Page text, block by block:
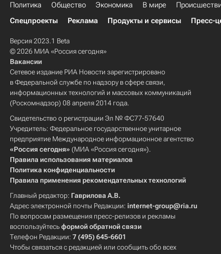
Политика Общество Экономика В мире
Спецпроекты
Реклама Продукты и сервисы Пресс-
Версия 2023.1 Beta
© 2026 МИА «Россия сегодня»
Вакансии
Сетевое издание РИА Новости зарегистрировано
в Федеральной службе по надзору в сфере связи,
информационных технологий и массовых коммуникаций
(Роскомнадзор) 08 апреля 2014 года.
Свидетельство о регистрации Эл № ФС77-57640
Учредитель: Федеральное государственное унитарное
предприятие Международное информационное агентство
«Россия сегодня» (МИА «Россия сегодня»).
Правила использования материалов
Политика конфиденциальности
Правила применения рекомендательных технологий
Главный редактор: Гаврилова А.В.
Адрес электронной почты Редакции: internet-group@ria.ru
По вопросам размещения пресс-релизов и рекламы
воспользуйтесьформой обратной связи
Телефон Редакции: 7 (495) 645-6601
Чтобы связаться с редакцией или сообщить обо всех